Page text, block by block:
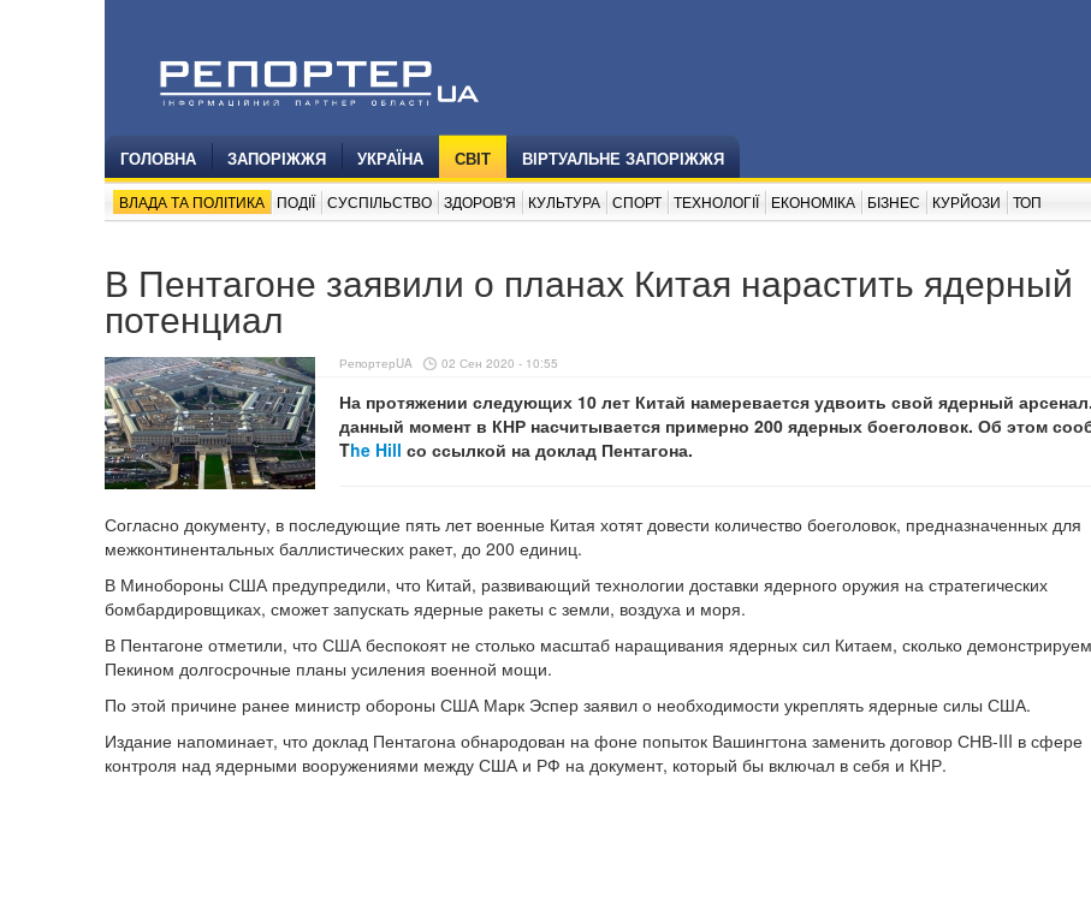
ГОЛОВНА ЗАПОРІЖЖЯ УКРАЇНА СВІТ ВІРТУАЛЬНЕ ЗАПОРІЖЖЯ
ВЛАДА ТА ПОЛІТИКА ПОДІЇ СУСПІЛЬСТВО ЗДОРОВ'Я КУЛЬТУРА СПОРТ ТЕХНОЛОГІЇ ЕКОНОМІКА БІЗНЕС КУРЙОЗИ ТОП
В Пентагоне заявили о планах Китая нарастить ядерный
потенциал
РепортерUA 02 Сен 2020 - 10:55
На протяжении следующих 10 лет Китай намеревается удвоить свой ядерный
данный момент в КНР насчитывается примерно 200 ядерных боеголовок. Об этом
The Hill со ссылкой на доклад Пентагона.
Согласно документу, в последующие пять лет военные Китая хотят довести количество боеголовок, предназначенных для
межконтинентальных баллистических ракет, до 200 единиц.
В Минобороны США предупредили, что Китай, развивающий технологии доставки ядерного оружия на стратегических
бомбардировщиках, сможет запускать ядерные ракеты с земли, воздуха и моря.
В Пентагоне отметили, что США беспокоят не столько масштаб наращивания ядерных сил Китаем, сколько
Пекином долгосрочные планы усиления военной мощи.
По этой причине ранее министр обороны США Марк Эспер заявил о необходимости укреплять ядерные силы США.
Издание напоминает, что доклад Пентагона обнародован на фоне попыток Вашингтона заменить договор СНВ-III в сфере
контроля над ядерными вооружениями между США и РФ на документ, который бы включал в себя и КНР.